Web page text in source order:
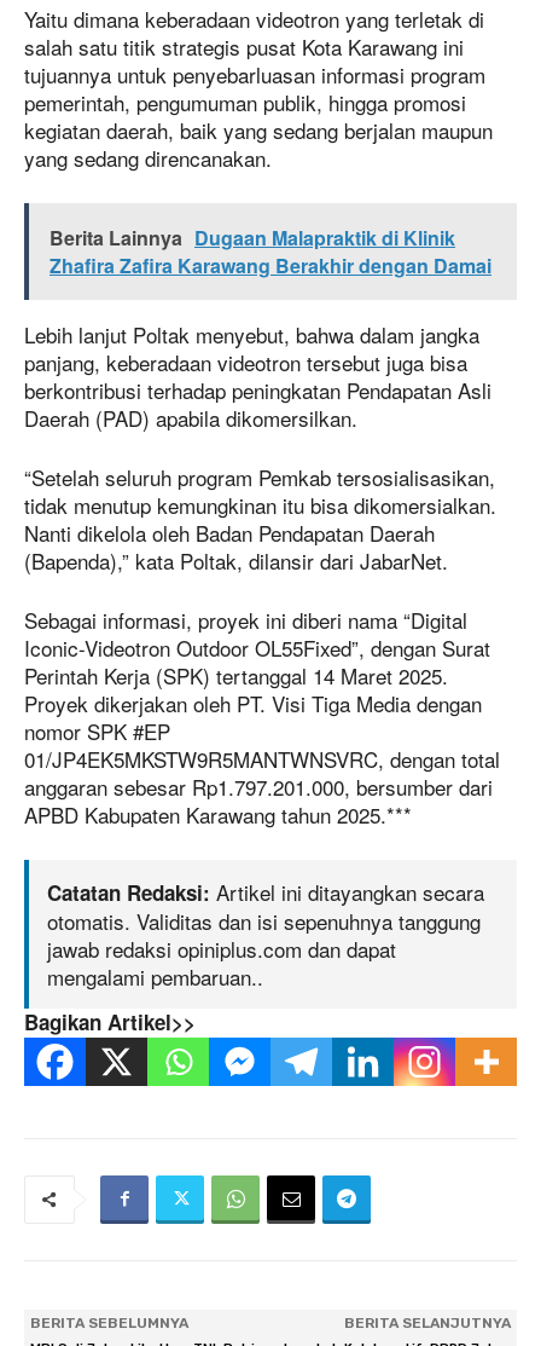
Yaitu dimana keberadaan videotron yang terletak di
salah satu titik strategis pusat Kota Karawang ini
tujuannya untuk penyebarluasan informasi program
pemerintah, pengumuman publik, hingga promosi
kegiatan daerah, baik yang sedang berjalan maupun
yang sedang direncanakan.
Berita Lainnya Dugaan Malapraktik di Klinik
Zhafira Zafira Karawang Berakhir dengan Damai
Lebih lanjut Poltak menyebut, bahwa dalam jangka
panjang, keberadaan videotron tersebut juga bisa
berkontribusi terhadap peningkatan Pendapatan Asli
Daerah (PAD) apabila dikomersilkan.
“Setelah seluruh program Pemkab tersosialisasikan,
tidak menutup kemungkinan itu bisa dikomersialkan.
Nanti dikelola oleh Badan Pendapatan Daerah
(Bapenda),” kata Poltak, dilansir dari JabarNet.
Sebagai informasi, proyek ini diberi nama “Digital
Iconic-Videotron Outdoor OL55Fixed”, dengan Surat
Perintah Kerja (SPK) tertanggal 14 Maret 2025.
Proyek dikerjakan oleh PT. Visi Tiga Media dengan
nomor SPK #EP
01/JP4EK5MKSTW9R5MANTWNSVRC, dengan total
anggaran sebesar Rp1.797.201.000, bersumber dari
APBD Kabupaten Karawang tahun 2025.***
Catatan Redaksi: Artikel ini ditayangkan secara
otomatis. Validitas dan isi sepenuhnya tanggung
jawab redaksi opiniplus.com dan dapat
mengalami pembaruan..
Bagikan Artikel>>
BERITA SEBELUMNYA BERITA SELANJUTNYA